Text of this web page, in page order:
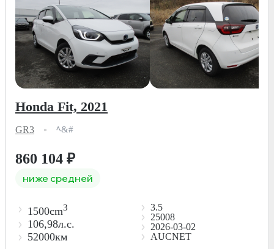
Honda Fit, 2021
GR3 ﾍ&#
860 104 ₽
ниже средней
1500cm3
106,98л.с.
52000км
3.5
25008
2026-03-02
AUCNET